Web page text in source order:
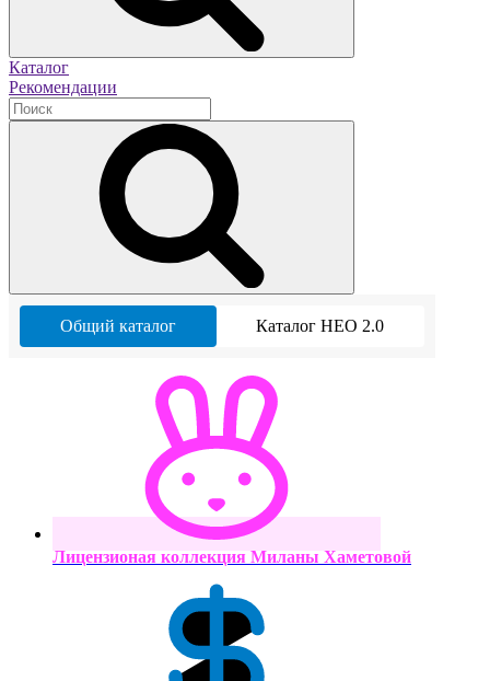
Каталог
Рекомендации
Общий каталог Каталог НЕО 2.0
Лицензионая коллекция Миланы Хаметовой